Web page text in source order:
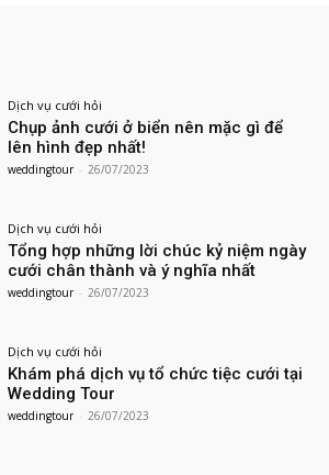
Dịch vụ cưới hỏi
Chụp ảnh cưới ở biển nên mặc gì để
lên hình đẹp nhất!
weddingtour - 26/07/2023
Dịch vụ cưới hỏi
Tổng hợp những lời chúc kỷ niệm ngày
cưới chân thành và ý nghĩa nhất
weddingtour - 26/07/2023
Dịch vụ cưới hỏi
Khám phá dịch vụ tổ chức tiệc cưới tại
Wedding Tour
weddingtour - 26/07/2023